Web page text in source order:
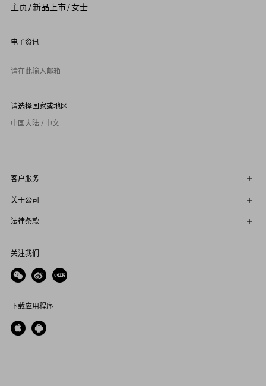
主页/新品上市/女士
电子资讯
请在此输入邮箱
请选择国家或地区
中国大陆 / 中文
客户服务
关于公司
法律条款
关注我们
下载应用程序